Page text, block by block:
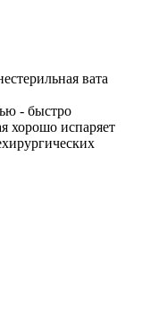
вата
- быстро
хорошо испаряет